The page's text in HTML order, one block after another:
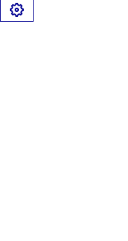
Gérer les cookies